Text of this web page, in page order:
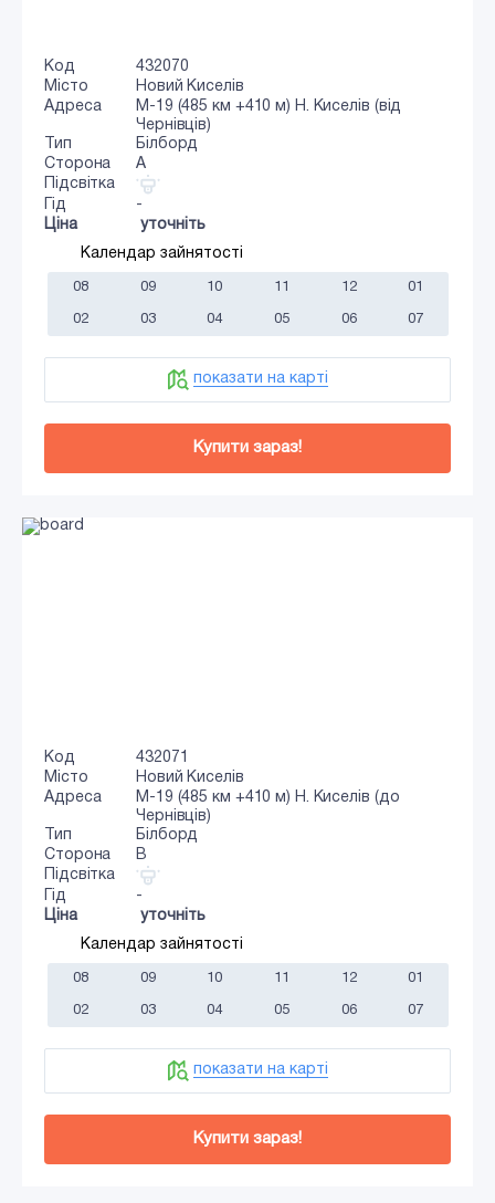
Код
432070
Місто
Новий Киселів
Адреса
М-19 (485 км +410 м) Н. Киселів (від
Чернівців)
Тип
Білборд
Сторона
A
Підсвітка
Гід
-
Ціна
уточніть
Календар зайнятості
08 09 10 11 12 01
02 03 04 05 06 07
показати на карті
Купити зараз!
Код
432071
Місто
Новий Киселів
Адреса
М-19 (485 км +410 м) Н. Киселів (до
Чернівців)
Тип
Білборд
Сторона
B
Підсвітка
Гід
-
Ціна
уточніть
Календар зайнятості
08 09 10 11 12 01
02 03 04 05 06 07
показати на карті
Купити зараз!